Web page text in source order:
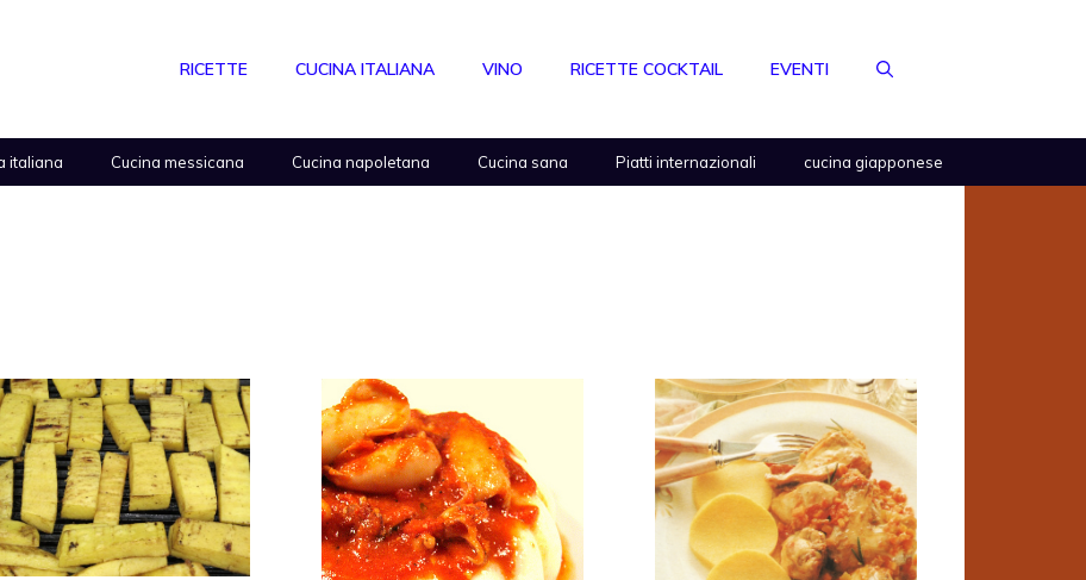
RICETTE CUCINA ITALIANA VINO RICETTE COCKTAIL EVENTI
italiana Cucina messicana Cucina napoletana Cucina sana Piatti internazionali cucina giapponese